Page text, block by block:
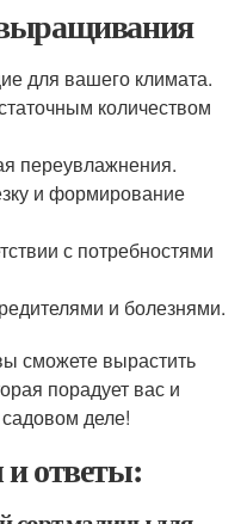
для вашего климата.
количеством
переувлажнения.
и формирование
с потребностями
и болезнями.
сможете вырастить
порадует вас и
деле!
ответы: